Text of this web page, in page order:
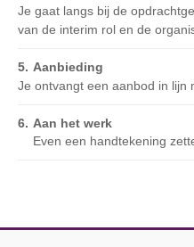
Je gaat langs bij de
van de interim rol en de
Aanbieding
Je ontvangt een aanbod in lijn
Aan het werk
Even een handtekening